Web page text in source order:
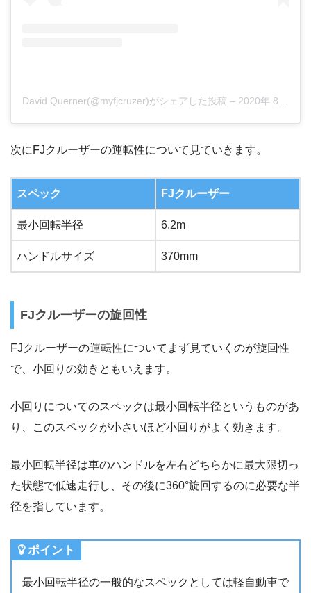
David Querner(@myfjcruzer)がシェアした投稿 – 2020年 8月月27日午後11時40分PDT
次にFJクルーザーの運転性について見ていきます。
スペック FJクルーザー
最小回転半径 6.2m
ハンドルサイズ 370mm
FJクルーザーの旋回性
FJクルーザーの運転性についてまず見ていくのが旋回性
で、小回りの効きともいえます。
小回りについてのスペックは最小回転半径というものがあ
り、このスペックが小さいほど小回りがよく効きます。
最小回転半径は車のハンドルを左右どちらかに最大限切っ
た状態で低速走行し、その後に360°旋回するのに必要な半
径を指しています。
ポイント
最小回転半径の一般的なスペックとしては軽自動車で